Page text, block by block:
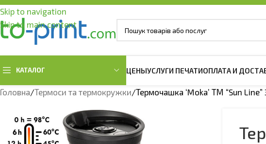
Skip to navigation
Skip to main content
КАТАЛОГ
ОДЕЖДА ОВЕРСАЙЗ
Футболки оверсайз
МУЖСКАЯ ОДЕЖДА
Мужские футболки
ЦЕНЫУСЛУГИ ПЕЧАТИОПЛАТА И
Головна Термоси та термокружки Термочашка ‘Moka’ ТМ “Sun